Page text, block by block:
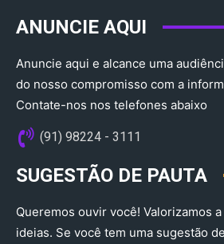
ANUNCIE AQUI
Anuncie aqui e alcance uma
do nosso compromisso com a
Contate-nos nos telefones abaixo
(91) 98224 - 3111
SUGESTÃO DE PAUTA
Queremos ouvir você! Valorizamos
ideias. Se você tem uma sugestão